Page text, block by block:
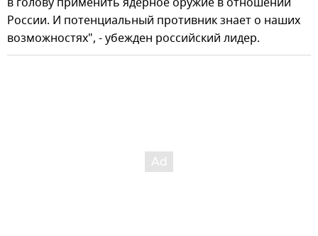
России. И потенциальный противник знает о наших
возможностях", - убежден российский лидер.